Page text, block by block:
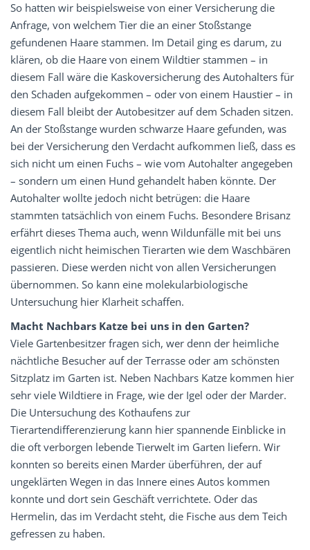
So hatten wir beispielsweise von einer Versicherung die
Anfrage, von welchem Tier die an einer Stoßstange
gefundenen Haare stammen. Im Detail ging es darum, zu
klären, ob die Haare von einem Wildtier stammen – in
diesem Fall wäre die Kaskoversicherung des Autohalters für
den Schaden aufgekommen – oder von einem Haustier – in
diesem Fall bleibt der Autobesitzer auf dem Schaden sitzen.
An der Stoßstange wurden schwarze Haare gefunden, was
bei der Versicherung den Verdacht aufkommen ließ, dass es
sich nicht um einen Fuchs – wie vom Autohalter angegeben
– sondern um einen Hund gehandelt haben könnte. Der
Autohalter wollte jedoch nicht betrügen: die Haare
stammten tatsächlich von einem Fuchs. Besondere Brisanz
erfährt dieses Thema auch, wenn Wildunfälle mit bei uns
eigentlich nicht heimischen Tierarten wie dem Waschbären
passieren. Diese werden nicht von allen Versicherungen
übernommen. So kann eine molekularbiologische
Untersuchung hier Klarheit schaffen.
Macht Nachbars Katze bei uns in den Garten?
Viele Gartenbesitzer fragen sich, wer denn der heimliche
nächtliche Besucher auf der Terrasse oder am schönsten
Sitzplatz im Garten ist. Neben Nachbars Katze kommen hier
sehr viele Wildtiere in Frage, wie der Igel oder der Marder.
Die Untersuchung des Kothaufens zur
Tierartendifferenzierung kann hier spannende Einblicke in
die oft verborgen lebende Tierwelt im Garten liefern. Wir
konnten so bereits einen Marder überführen, der auf
ungeklärten Wegen in das Innere eines Autos kommen
konnte und dort sein Geschäft verrichtete. Oder das
Hermelin, das im Verdacht steht, die Fische aus dem Teich
gefressen zu haben.